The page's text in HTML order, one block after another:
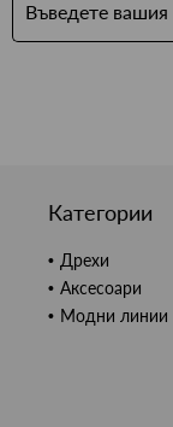
Категории
Дрехи
Аксесоари
Модни линии